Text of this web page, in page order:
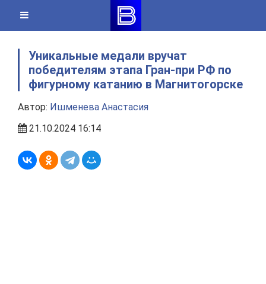
content
Уникальные медали вручат
победителям этапа Гран-при РФ по
фигурному катанию в Магнитогорске
Автор: Ишменева Анастасия
21.10.2024 16:14